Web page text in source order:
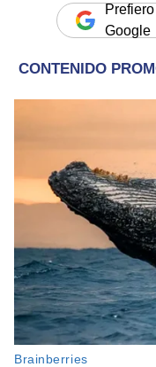
Google